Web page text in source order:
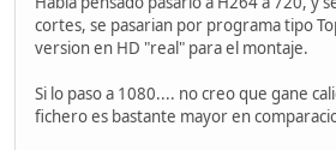
cortes, se pasarian por programa tipo
version en HD "real" para el montaje.
Si lo paso a 1080.... no creo que gane
fichero es bastante mayor en